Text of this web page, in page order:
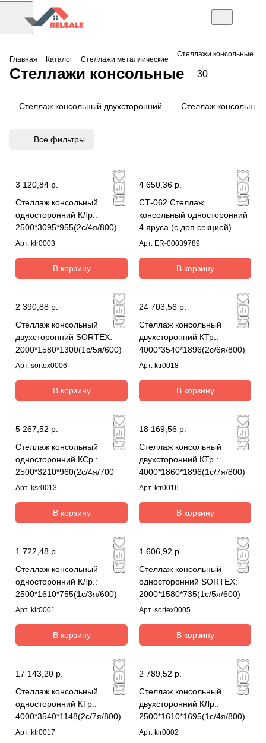
Главная Каталог Стеллажи металлические
Стеллажи консольные
Стеллажи консольные 30
Стеллаж консольный двухсторонний Стеллаж консольный
Все фильтры
3 120,84 р.
Стеллаж консольный
односторонний КЛр.:
2500*3095*955(2с/4я/800)
Арт. klr0003
В корзину
4 650,36 р.
СТ-062 Стеллаж
консольный односторонний
4 яруса (с доп.секцией)
комплект
Арт. ER-00039789
В корзину
2 390,88 р.
Стеллаж консольный
двухсторонний SORTEX:
2000*1580*1300(1с/5я/600)
Арт. sortex0006
В корзину
24 703,56 р.
Стеллаж консольный
двухсторонний КТр.:
4000*3540*1896(2с/6я/800)
Арт. ktr0018
В корзину
5 267,52 р.
Стеллаж консольный
односторонний КСр.:
2500*3210*960(2с/4я/700
Арт. ksr0013
В корзину
18 169,56 р.
Стеллаж консольный
двухсторонний КТр.:
4000*1860*1896(1с/7я/800)
Арт. ktr0016
В корзину
1 722,48 р.
Стеллаж консольный
односторонний КЛр.:
2500*1610*755(1с/3я/600)
Арт. klr0001
В корзину
1 606,92 р.
Стеллаж консольный
односторонний SORTEX:
2000*1580*735(1с/5я/600)
Арт. sortex0005
В корзину
17 143,20 р.
Стеллаж консольный
односторонний КТр.:
4000*3540*1148(2с/7я/800)
Арт. ktr0017
2 789,52 р.
Стеллаж консольный
двухсторонний КЛр.:
2500*1610*1695(1с/4я/800)
Арт. klr0002